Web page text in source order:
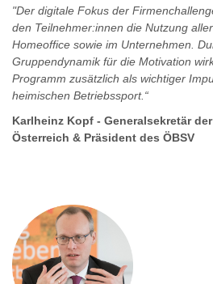
"Der digitale Fokus der
den Teilnehmer:innen die Nutzung
Homeoffice sowie im Unternehmen.
Gruppendynamik für die Motivation
Programm zusätzlich als wichtiger
heimischen Betriebssport.“
Karlheinz Kopf - Generalsekretär
Österreich & Präsident des ÖBSV